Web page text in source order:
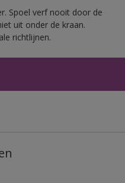
Spoel verf nooit door de
uit onder de kraan.
richtlijnen.